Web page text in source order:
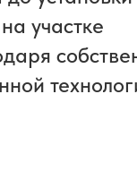
участке